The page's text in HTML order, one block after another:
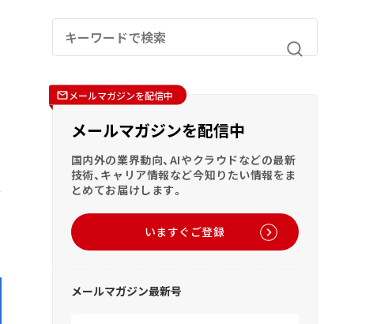
メールマガジンを配信中
メールマガジンを配信中
国内外の業界動向、AIやクラウドなどの最新
技術、キャリア情報など今知りたい情報をま
とめてお届けします。
いますぐご登録
メールマガジン最新号